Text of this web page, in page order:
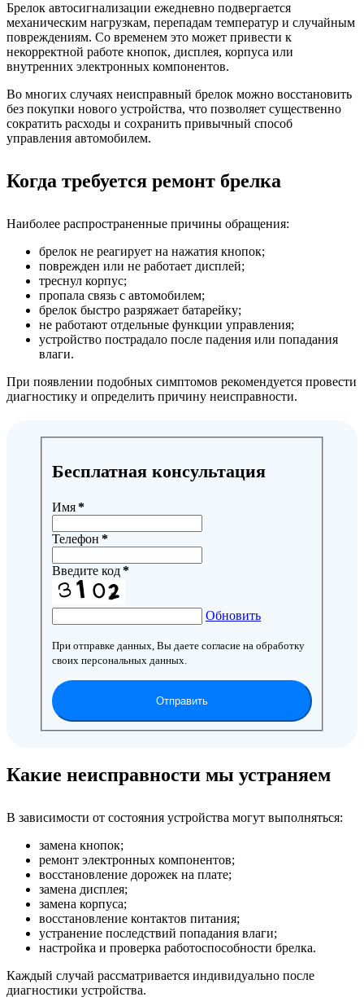
Брелок автосигнализации ежедневно подвергается
механическим нагрузкам, перепадам температур и случайным
повреждениям. Со временем это может привести к
некорректной работе кнопок, дисплея, корпуса или
внутренних электронных компонентов.
Во многих случаях неисправный брелок можно восстановить
без покупки нового устройства, что позволяет существенно
сократить расходы и сохранить привычный способ
управления автомобилем.
Когда требуется ремонт брелка
Наиболее распространенные причины обращения:
брелок не реагирует на нажатия кнопок;
поврежден или не работает дисплей;
треснул корпус;
пропала связь с автомобилем;
брелок быстро разряжает батарейку;
не работают отдельные функции управления;
устройство пострадало после падения или попадания
влаги.
При появлении подобных симптомов рекомендуется провести
диагностику и определить причину неисправности.
Бесплатная консультация
Имя*
Телефон *
Введите код*
Обновить
При отправке данных, Вы даете согласие на обработку
своих персональных данных.
Отправить
Какие неисправности мы устраняем
В зависимости от состояния устройства могут выполняться:
замена кнопок;
ремонт электронных компонентов;
восстановление дорожек на плате;
замена дисплея;
замена корпуса;
восстановление контактов питания;
устранение последствий попадания влаги;
настройка и проверка работоспособности брелка.
Каждый случай рассматривается индивидуально после
диагностики устройства.